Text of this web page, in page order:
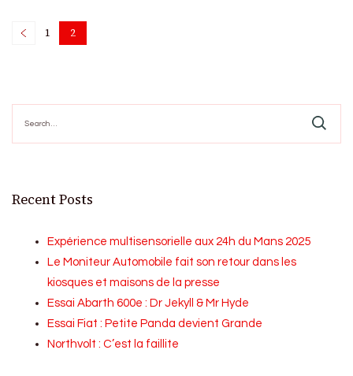
Posts
Page
1 Page
2
for:
Recent Posts
Expérience multisensorielle aux 24h du Mans 2025
Le Moniteur Automobile fait son retour dans les
kiosques et maisons de la presse
Essai Abarth 600e : Dr Jekyll & Mr Hyde
Essai Fiat : Petite Panda devient Grande
Northvolt : C’est la faillite